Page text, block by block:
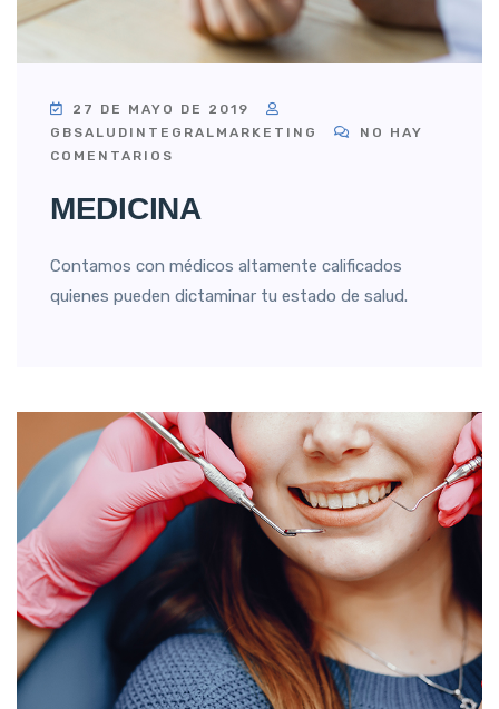
27 DE MAYO DE 2019
GBSALUDINTEGRALMARKETING
NO HAY
COMENTARIOS
MEDICINA
Contamos con médicos altamente calificados
quienes pueden dictaminar tu estado de salud.